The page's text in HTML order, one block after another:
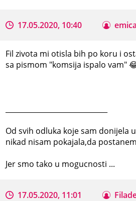
17.05.2020, 10:40
Fil zivota mi otisla bih po koru i
sa pismom "komsija ispalo vam"
Od svih odluka koje sam donijela
nikad nisam pokajala,da
Jer smo tako u mogucnosti ...
17.05.2020, 11:01